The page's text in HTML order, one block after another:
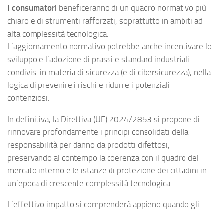
I consumatori beneficeranno di un quadro normativo più
chiaro e di strumenti rafforzati, soprattutto in ambiti ad
alta complessità tecnologica.
L’aggiornamento normativo potrebbe anche incentivare lo
sviluppo e l’adozione di prassi e standard industriali
condivisi in materia di sicurezza (e di cibersicurezza), nella
logica di prevenire i rischi e ridurre i potenziali
contenziosi.
In definitiva, la Direttiva (UE) 2024/2853 si propone di
rinnovare profondamente i principi consolidati della
responsabilità per danno da prodotti difettosi,
preservando al contempo la coerenza con il quadro del
mercato interno e le istanze di protezione dei cittadini in
un’epoca di crescente complessità tecnologica.
L’effettivo impatto si comprenderà appieno quando gli